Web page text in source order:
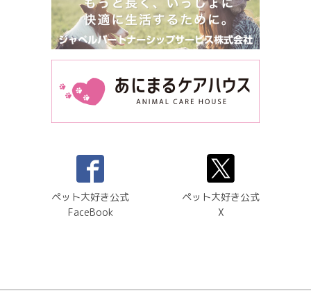
ペット大好き公式
FaceBook
ペット大好き公式
X